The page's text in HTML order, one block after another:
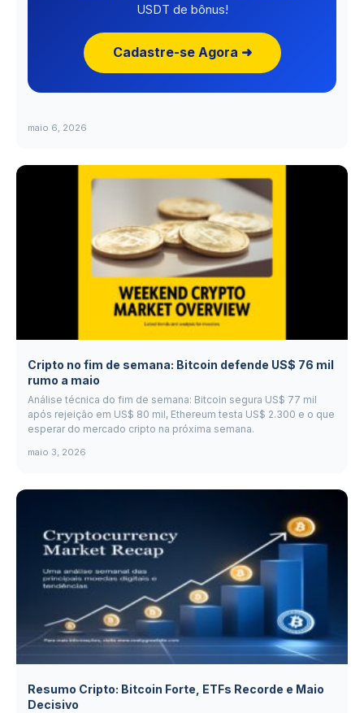
USDT de bônus!
Cadastre-se Agora ➜
maio 6, 2026
Cripto no fim de semana: Bitcoin defende US$ 76 mil
rumo a maio
Análise técnica do fim de semana: Bitcoin segura US$ 77 mil
após rejeição em US$ 80 mil, Ethereum testa US$ 2.300 e o que
esperar do mercado cripto na próxima semana.
maio 3, 2026
Resumo Cripto: Bitcoin Forte, ETFs Recorde e Maio
Decisivo